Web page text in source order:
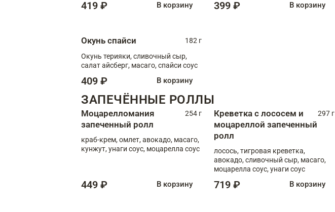
419 ₽ В корзину 399 ₽ В корзину
Окунь спайси
182 г
Окунь терияки, сливочный сыр,
салат айсберг, масаго, спайси соус
409 ₽ В корзину
ЗАПЕЧЁННЫЕ РОЛЛЫ
Моцарелломания
запеченный ролл
254 г
краб-крем, омлет, авокадо, масаго,
кунжут, унаги соус, моцарелла соус
449 ₽ В корзину
Креветка с лососем и
моцареллой запеченный
ролл
297 г
лосось, тигровая креветка,
авокадо, сливочный сыр, масаго,
моцарелла соус, унаги соус
719 ₽ В корзину